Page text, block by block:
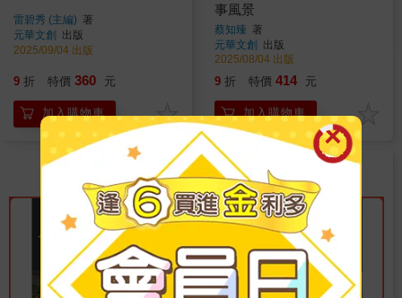
雷碧秀 (主編) 著
元華文創
出版
2025/09/04 出版
9 折 特價 360 元
加入購物車
事風景
蔡知臻 著
元華文創
出版
2025/08/04 出版
9 折 特價 414 元
加入購物車